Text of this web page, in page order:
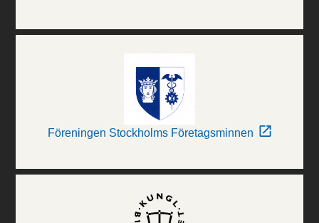
Föreningen Stockholms Företagsminnen